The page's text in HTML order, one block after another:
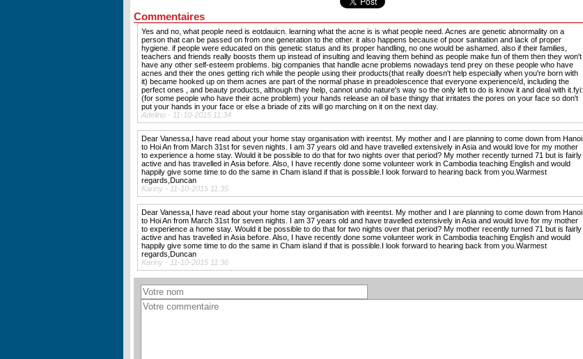
Commentaires
Yes and no, what people need is eotdauicn. learning what the acne is is what people need. Acnes are genetic abnormality on a
person that can be passed on from one generation to the other. it also happens because of poor sanitation and lack of proper
hygiene. if people were educated on this genetic status and its proper handling, no one would be ashamed. also if their families,
teachers and friends really boosts them up instead of insulting and leaving them behind as people make fun of them then they won't
have any other self-esteem problems. big companies that handle acne problems nowadays tend prey on these people who have
acnes and their the ones getting rich while the people using their products(that really doesn't help especially when you're born with
it) became hooked up on them acnes are part of the normal phase in preadolescence that everyone experience/d, including the
perfect ones , and beauty products, although they help, cannot undo nature's way so the only left to do is know it and deal with it.fyi:
(for some people who have their acne problem) your hands release an oil base thingy that irritates the pores on your face so don't
put your hands in your face or else a briade of zits will go marching on it on the next day.
Adelino - 11-10-2015 11:34
Dear Vanessa,I have read about your home stay organisation with ireentst. My mother and I are planning to come down from Hanoi
to Hoi An from March 31st for seven nights. I am 37 years old and have travelled extensively in Asia and would love for my mother
to experience a home stay. Would it be possible to do that for two nights over that period? My mother recently turned 71 but is fairly
active and has travelled in Asia before. Also, I have recently done some volunteer work in Cambodia teaching English and would
happily give some time to do the same in Cham island if that is possible.I look forward to hearing back from you.Warmest
regards,Duncan
Kariny - 11-10-2015 11:35
Dear Vanessa,I have read about your home stay organisation with ireentst. My mother and I are planning to come down from Hanoi
to Hoi An from March 31st for seven nights. I am 37 years old and have travelled extensively in Asia and would love for my mother
to experience a home stay. Would it be possible to do that for two nights over that period? My mother recently turned 71 but is fairly
active and has travelled in Asia before. Also, I have recently done some volunteer work in Cambodia teaching English and would
happily give some time to do the same in Cham island if that is possible.I look forward to hearing back from you.Warmest
regards,Duncan
Kariny - 11-10-2015 11:36